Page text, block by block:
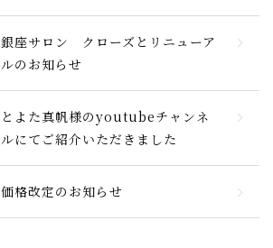
銀座サロン クローズとリニューア
ルのお知らせ
とよた真帆様のyoutubeチャンネ
ルにてご紹介いただきました
価格改定のお知らせ